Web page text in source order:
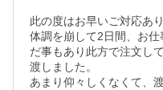
此の度はお早いご対応あ
体調を崩して2日間、お
だ事もあり此方で注文し
渡しました。
あまり仰々しくなくて、